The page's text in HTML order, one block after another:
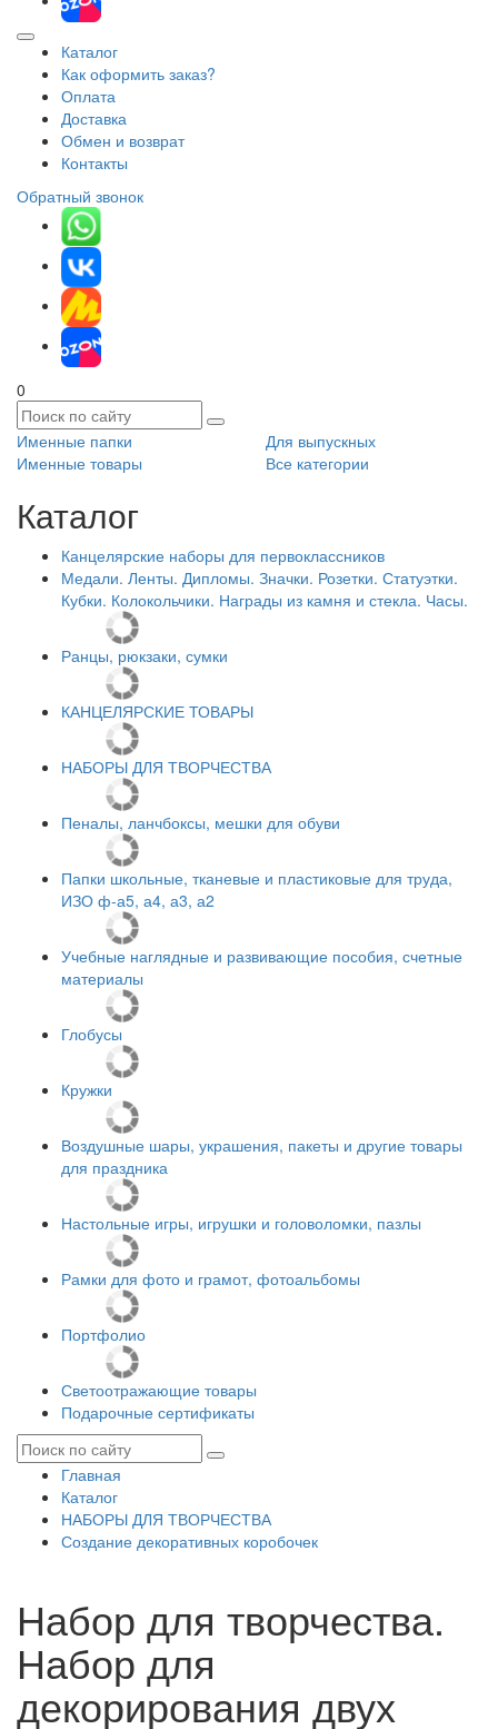
Каталог
Как оформить заказ?
Оплата
Доставка
Обмен и возврат
Контакты
Обратный звонок
0
Именные папки
Для выпускных
Именные товары
Все категории
Каталог
Канцелярские наборы для первоклассников
Медали. Ленты. Дипломы. Значки. Розетки. Статуэтки.
Кубки. Колокольчики. Награды из камня и стекла. Часы.
Ранцы, рюкзаки, сумки
КАНЦЕЛЯРСКИЕ ТОВАРЫ
НАБОРЫ ДЛЯ ТВОРЧЕСТВА
Пеналы, ланчбоксы, мешки для обуви
Папки школьные, тканевые и пластиковые для труда,
ИЗО ф-а5, а4, а3, а2
Учебные наглядные и развивающие пособия, счетные
материалы
Глобусы
Кружки
Воздушные шары, украшения, пакеты и другие товары
для праздника
Настольные игры, игрушки и головоломки, пазлы
Рамки для фото и грамот, фотоальбомы
Портфолио
Светоотражающие товары
Подарочные сертификаты
Главная
Каталог
НАБОРЫ ДЛЯ ТВОРЧЕСТВА
Создание декоративных коробочек
Набор для творчества.
Набор для
декорирования двух